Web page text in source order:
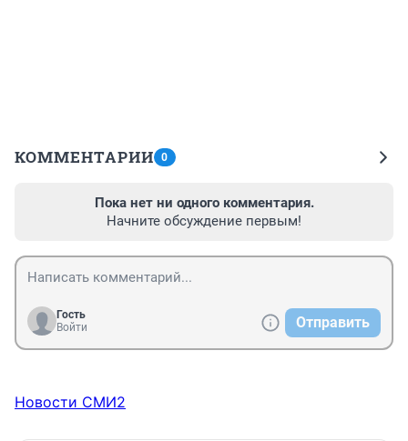
КОММЕНТАРИИ 0
Пока нет ни одного комментария.
Начните обсуждение первым!
Гость
Войти
Отправить
Новости СМИ2